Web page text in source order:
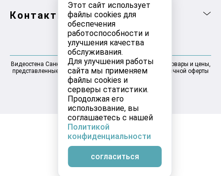
Этот сайт использует
файлы cookies для
обеспечения
работоспособности и
улучшения качества
обслуживания.
Для улучшения работы
сайта мы применяем
файлы cookies и
серверы статистики.
Продолжая его
использование, вы
соглашаетесь с нашей
Политикой
конфиденциальности
согласиться
Контакты
Видеостена Санкт-Петербург 2025-2026 © Информация, товары и цены,
представленные на сайте, не являются договором публичной оферты